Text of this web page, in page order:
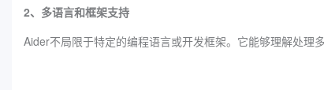
2、多语言和框架支持
Aider不局限于特定的编程语言或开发框架。它能够理解处理